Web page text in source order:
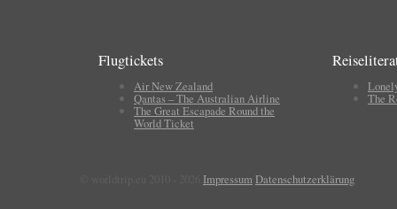
Flugtickets
Air New Zealand
Qantas – The Australian Airline
The Great Escapade Round the
World Ticket
The
Impressum Datenschutzerklärung